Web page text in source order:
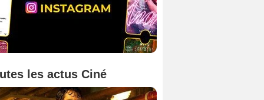
les actus Ciné